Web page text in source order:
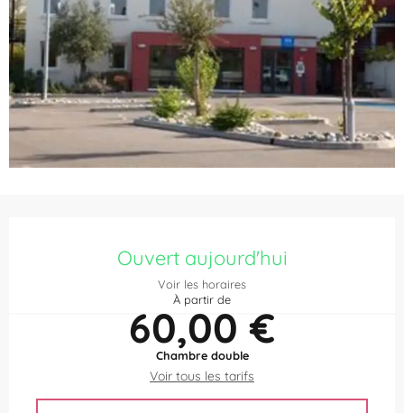
Ouvert aujourd'hui
Voir les horaires
À partir de
60,00 €
Chambre double
Voir tous les tarifs